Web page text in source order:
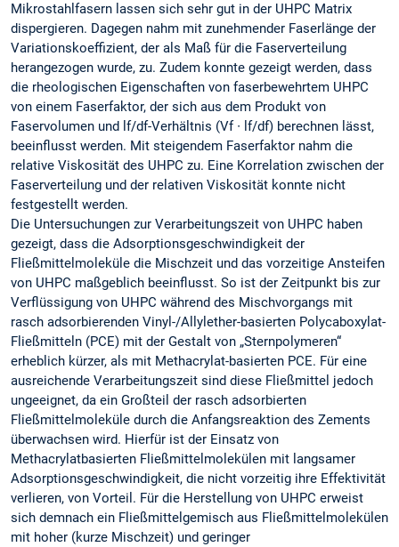
Mikrostahlfasern lassen sich sehr gut in der UHPC Matrix
dispergieren. Dagegen nahm mit zunehmender Faserlänge der
Variationskoeffizient, der als Maß für die Faserverteilung
herangezogen wurde, zu. Zudem konnte gezeigt werden, dass
die rheologischen Eigenschaften von faserbewehrtem UHPC
von einem Faserfaktor, der sich aus dem Produkt von
Faservolumen und lf/df-Verhältnis (Vf ∙ lf/df) berechnen lässt,
beeinflusst werden. Mit steigendem Faserfaktor nahm die
relative Viskosität des UHPC zu. Eine Korrelation zwischen der
Faserverteilung und der relativen Viskosität konnte nicht
festgestellt werden.
Die Untersuchungen zur Verarbeitungszeit von UHPC haben
gezeigt, dass die Adsorptionsgeschwindigkeit der
Fließmittelmoleküle die Mischzeit und das vorzeitige Ansteifen
von UHPC maßgeblich beeinflusst. So ist der Zeitpunkt bis zur
Verflüssigung von UHPC während des Mischvorgangs mit
rasch adsorbierenden Vinyl-/Allylether-basierten Polycaboxylat-
Fließmitteln (PCE) mit der Gestalt von „Sternpolymeren“
erheblich kürzer, als mit Methacrylat-basierten PCE. Für eine
ausreichende Verarbeitungszeit sind diese Fließmittel jedoch
ungeeignet, da ein Großteil der rasch adsorbierten
Fließmittelmoleküle durch die Anfangsreaktion des Zements
überwachsen wird. Hierfür ist der Einsatz von
Methacrylatbasierten Fließmittelmolekülen mit langsamer
Adsorptionsgeschwindigkeit, die nicht vorzeitig ihre Effektivität
verlieren, von Vorteil. Für die Herstellung von UHPC erweist
sich demnach ein Fließmittelgemisch aus Fließmittelmolekülen
mit hoher (kurze Mischzeit) und geringer